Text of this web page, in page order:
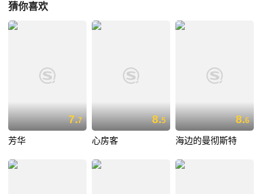
猜你喜欢
7.7
芳华
8.5
心房客
8.6
海边的曼彻斯特